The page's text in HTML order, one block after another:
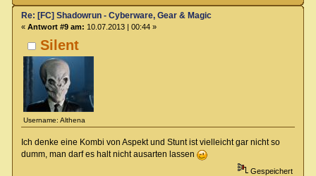
Silent
Username: Althena
Re: [FC] Shadowrun - Cyberware, Gear & Magic
« Antwort #9 am: 10.07.2013 | 00:44 »
Ich denke eine Kombi von Aspekt und Stunt ist vielleicht gar nicht so
dumm, man darf es halt nicht ausarten lassen
Gespeichert